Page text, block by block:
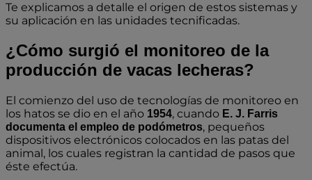
Te explicamos a detalle el origen de estos sistemas y
su aplicación en las unidades tecnificadas.
¿Cómo surgió el monitoreo de la
producción de vacas lecheras?
El comienzo del uso de tecnologías de monitoreo en
los hatos se dio en el año 1954, cuando E. J. Farris
documenta el empleo de podómetros, pequeños
dispositivos electrónicos colocados en las patas del
animal, los cuales registran la cantidad de pasos que
éste efectúa.